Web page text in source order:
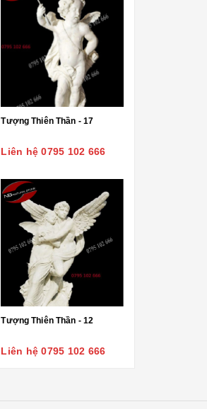
Tượng Thiên Thần - 17
Liên hệ 0795 102 666
Tượng Thiên Thần - 12
Liên hệ 0795 102 666